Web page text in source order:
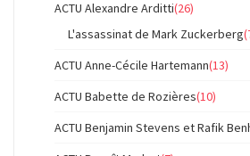
ACTU Alexandre Arditti(26)
L'assassinat de Mark Zuckerberg
ACTU Anne-Cécile Hartemann(13)
ACTU Babette de Rozières(10)
ACTU Benjamin Stevens et Rafik